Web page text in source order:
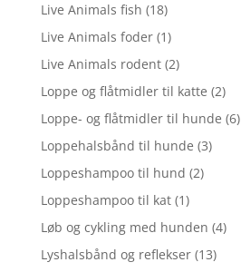
Live Animals fish (18)
Live Animals foder (1)
Live Animals rodent (2)
Loppe og flåtmidler til katte (2)
Loppe- og flåtmidler til hunde (6)
Loppehalsbånd til hunde (3)
Loppeshampoo til hund (2)
Loppeshampoo til kat (1)
Løb og cykling med hunden (4)
Lyshalsbånd og reflekser (13)